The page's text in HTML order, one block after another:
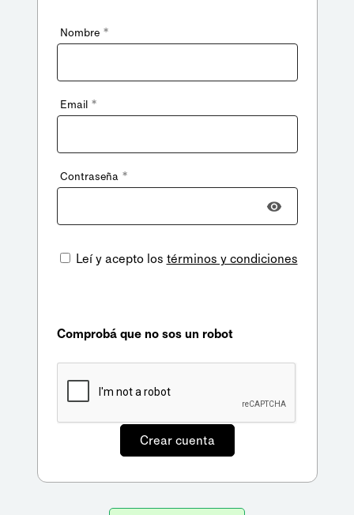
Nombre *
Email *
Contraseña *
Leí y acepto los términos y condiciones
Comprobá que no sos un robot